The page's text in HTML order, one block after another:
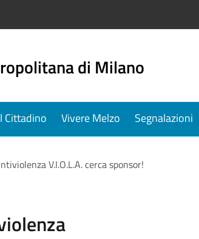
di Milano
Cittadino Vivere Melzo Segnalazioni
V.I.O.L.A. cerca sponsor!